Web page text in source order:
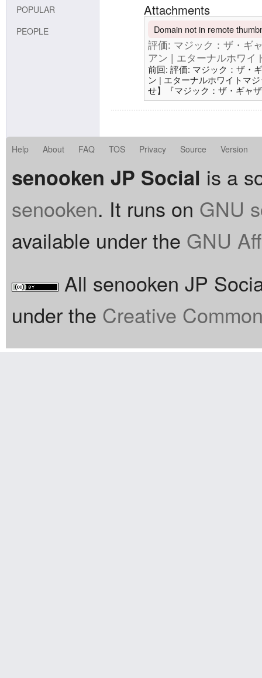
POPULAR
PEOPLE
Attachments
Domain not in remote
評価: マジック：ザ・ギ
アン | エターナルホワ
前回: 評価: マジック：ザ・
ン | エターナルホワイトマ
せ】『マジック：ザ・ギャ
カードイメージギャラリー
Help About FAQ TOS Privacy Source Version
senooken JP Social is a
senooken. It runs on GNU
available under the GNU
All senooken JP
under the Creative